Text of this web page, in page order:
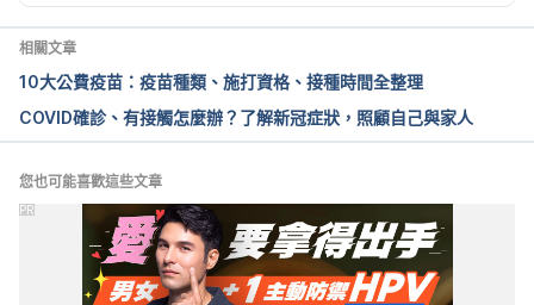
diseases/bulletins/selfreportedlongcovidafterinfecti
onwiththeomicronvariant/18july2022 Accessed
British Heart Foundation. Long-Covid. Bhf.org.uk.
Published June 2023.
https://www.bhf.org.uk/informationsupport/heart-
matters-magazine/news/coronavirus-and-your-
health/long-covid#last Accessed January 9, 2023.
Study Identifies Four Major Subtypes of Long
相關文章
10大公費疫苗：疫苗種類、施打資格、接種時間全整理
COVID確診、有接觸怎麼辦？了解新冠症狀，照顧自己與家人
您也可能喜歡這些文章
PR